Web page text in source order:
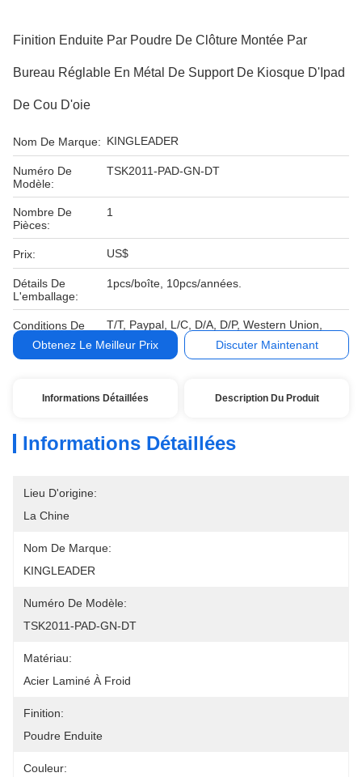
Finition Enduite Par Poudre De Clôture Montée Par
Bureau Réglable En Métal De Support De Kiosque D'Ipad
De Cou D'oie
Nom De Marque: KINGLEADER
Numéro De
Modèle:
TSK2011-PAD-GN-DT
Nombre De
Pièces:
1
Prix: US$
Détails De
L'emballage:
1pcs/boîte, 10pcs/années.
Conditions De
Paiement:
T/T, Paypal, L/C, D/A, D/P, Western Union,
Obtenez Le Meilleur Prix Discuter Maintenant
Informations Détaillées Description Du Produit
Informations Détaillées
Lieu D'origine:
La Chine
Nom De Marque:
KINGLEADER
Numéro De Modèle:
TSK2011-PAD-GN-DT
Matériau:
Acier Laminé À Froid
Finition:
Poudre Enduite
Couleur: